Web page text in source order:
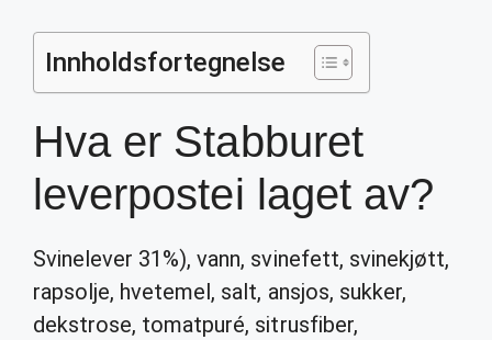
Innholdsfortegnelse
Hva er Stabburet
leverpostei laget av?
Svinelever 31%), vann, svinefett, svinekjøtt,
rapsolje, hvetemel, salt, ansjos, sukker,
dekstrose, tomatpuré, sitrusfiber,